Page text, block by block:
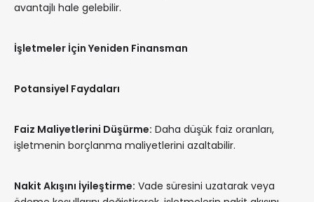
avantajlı hale gelebilir.
İşletmeler İçin Yeniden Finansman
Potansiyel Faydaları
Faiz Maliyetlerini Düşürme: Daha düşük faiz oranları,
işletmenin borçlanma maliyetlerini azaltabilir.
Nakit Akışını İyileştirme: Vade süresini uzatarak veya